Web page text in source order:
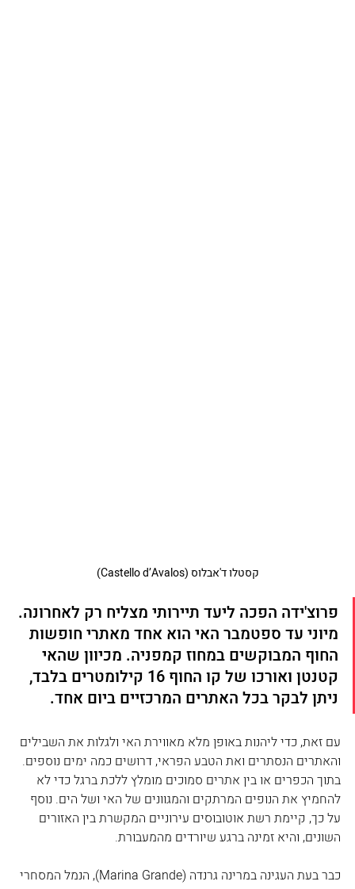
קסטלו ד'אבלוס (Castello d’Avalos)
פרוצ'ידה הפכה ליעד תיירותי מצליח רק לאחרונה.
מיוני עד ספטמבר האי הוא אחד מאתרי חופשות
החוף המבוקשים במחוז קמפניה. מכיוון שהאי
קטנטן ואורכו של קו החוף 16 קילומטרים בלבד,
ניתן לבקר בכל האתרים המרכזיים ביום אחד.
עם זאת, כדי ליהנות באופן מלא מאווירת האי ולגלות את השבילים
והאתרים הנסתרים ואת הטבע הפראי, דרושים כמה ימים נוספים.
בתוך הכפרים או בין אתרים סמוכים מומלץ ללכת ברגל כדי לא
להחמיץ את הנופים המרתקים והמגוונים של האי ושל הים. נוסף
על כך, קיימת רשת אוטובוסים עירוניים המקשרת בין האזורים
השונים, והיא זמינה ברגע שיורדים מהמעבורת.
כבר בעת העגינה במרינה גרנדה (Marina Grande), הנמל המסחרי